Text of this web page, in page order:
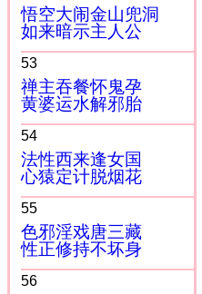
悟空大闹金山兜洞
如来暗示主人公
53
禅主吞餐怀鬼孕
黄婆运水解邪胎
54
法性西来逢女国
心猿定计脱烟花
55
色邪淫戏唐三藏
性正修持不坏身
56